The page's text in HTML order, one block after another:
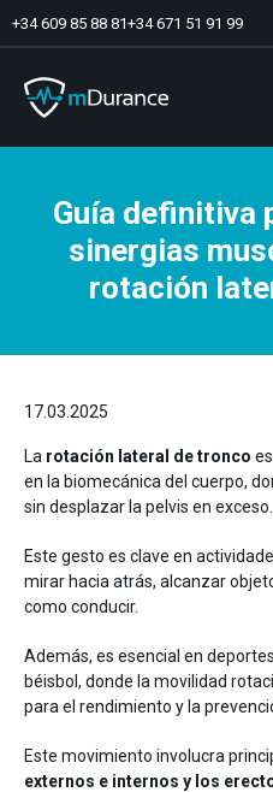
+34 609 85 88 81+34 671 51 91 99
Tono basal
Déficits y excesos de
Sinergias musculares
Asimetrías musculares
Analítica muscular
Suelo pélvico
Neurología
Guía definitiva
sinergias
rotación
17.03.2025
La rotación lateral de tronco
en la biomecánica del cuerpo,
sin desplazar la pelvis en exceso.
Este gesto es clave en
mirar hacia atrás, alcanzar
como conducir.
Además, es esencial en
béisbol, donde la movilidad
para el rendimiento y la
Este movimiento involucra
externos e internos y los